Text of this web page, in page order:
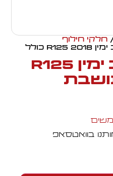
חלקי חילוף
/ רגלית מורכב ימין R125 2018 כולל
רגלית מורכב ימין R125
תושבת
בוואטסאפ